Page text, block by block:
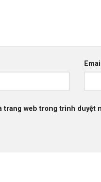
trang web trong trình duyệt